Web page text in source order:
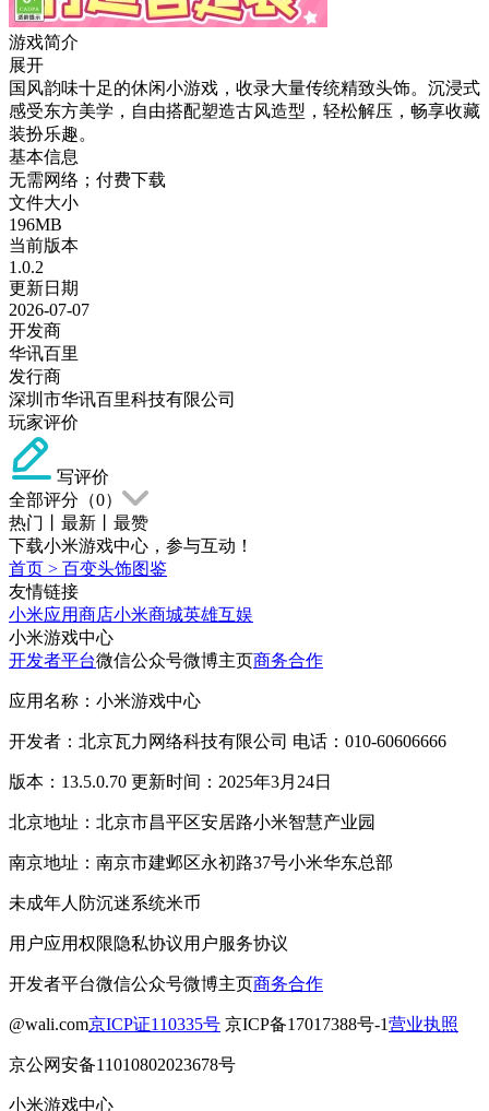
游戏简介
展开
国风韵味十足的休闲小游戏，收录大量传统精致头饰。沉浸式
感受东方美学，自由搭配塑造古风造型，轻松解压，畅享收藏
装扮乐趣。
基本信息
无需网络；付费下载
文件大小
196MB
当前版本
1.0.2
更新日期
2026-07-07
开发商
华讯百里
发行商
深圳市华讯百里科技有限公司
玩家评价
写评价
全部评分（0）
热门
最新
最赞
下载小米游戏中心，参与互动！
首页 > 百变头饰图鉴
友情链接
小米应用商店小米商城英雄互娱
小米游戏中心
开发者平台微信公众号微博主页商务合作
应用名称：小米游戏中心
开发者：北京瓦力网络科技有限公司 电话：010-60606666
版本：13.5.0.70 更新时间：2025年3月24日
北京地址：北京市昌平区安居路小米智慧产业园
南京地址：南京市建邺区永初路37号小米华东总部
未成年人防沉迷系统米币
用户应用权限隐私协议用户服务协议
开发者平台微信公众号微博主页商务合作
@wali.com京ICP证110335号 京ICP备17017388号-1营业执照
京公网安备11010802023678号
小米游戏中心